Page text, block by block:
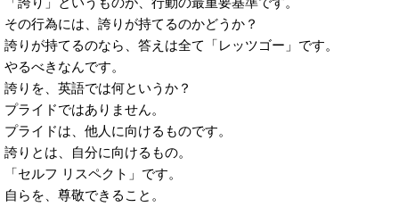
その行為には、誇りが持てるのかどうか？
誇りが持てるのなら、答えは全て「レッツゴー」です。
やるべきなんです。
誇りを、英語では何というか？
プライドではありません。
プライドは、他人に向けるものです。
誇りとは、自分に向けるもの。
「セルフ リスペクト」です。
自らを、尊敬できること。